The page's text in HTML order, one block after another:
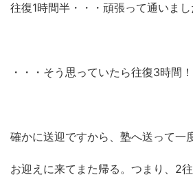
往復1時間半・・・頑張って通いまし
・・・そう思っていたら往復3時間！
確かに送迎ですから、塾へ送って一
お迎えに来てまた帰る。つまり、2往